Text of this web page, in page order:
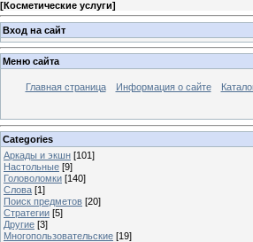
[Косметические услуги]
Вход на сайт
Меню сайта
Главная страница Информация о сайте
Categories
Аркады и экшн [101]
Настольные [9]
Головоломки [140]
Слова [1]
Поиск предметов [20]
Стратегии [5]
Другие [3]
Многопользовательские [19]